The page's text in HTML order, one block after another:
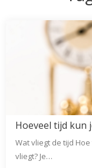
Hoeveel tijd kun
Wat vliegt de tijd
vliegt? Je…